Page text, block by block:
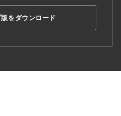
をダウンロード